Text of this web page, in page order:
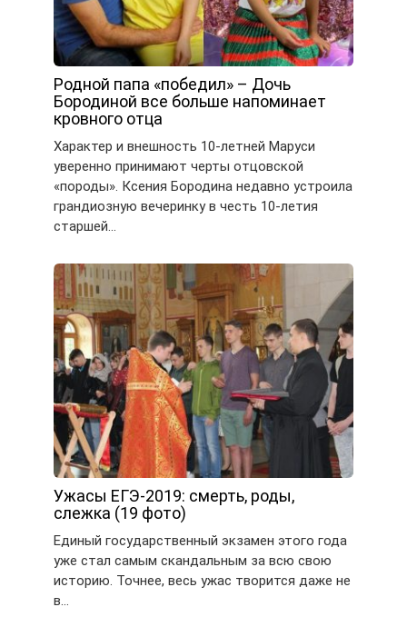
Родной папа «победил» – Дочь
Бородиной все больше напоминает
кровного отца
Характер и внешность 10-летней Маруси
уверенно принимают черты отцовской
«породы». Ксения Бородина недавно устроила
грандиозную вечеринку в честь 10-летия
старшей…
Ужасы ЕГЭ-2019: смерть, роды,
слежка (19 фото)
Единый государственный экзамен этого года
уже стал самым скандальным за всю свою
историю. Точнее, весь ужас творится даже не
в…